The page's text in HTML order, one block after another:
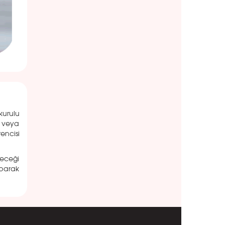
veya